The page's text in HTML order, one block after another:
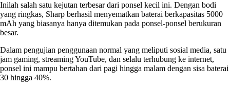
Inilah salah satu kejutan terbesar dari ponsel kecil ini. Dengan bodi
yang ringkas, Sharp berhasil menyematkan baterai berkapasitas 5000
mAh yang biasanya hanya ditemukan pada ponsel-ponsel berukuran
besar.
Dalam pengujian penggunaan normal yang meliputi sosial media, satu
jam gaming, streaming YouTube, dan selalu terhubung ke internet,
ponsel ini mampu bertahan dari pagi hingga malam dengan sisa baterai
30 hingga 40%.